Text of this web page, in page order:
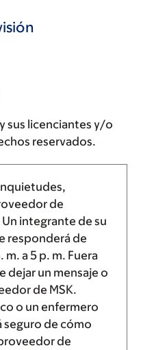
sus licenciantes y/o
reservados.
de
integrante de su
responderá de
m. a5 p. m. Fuera
dejar un mensaje o
de MSK.
o un enfermero
seguro de cómo
de